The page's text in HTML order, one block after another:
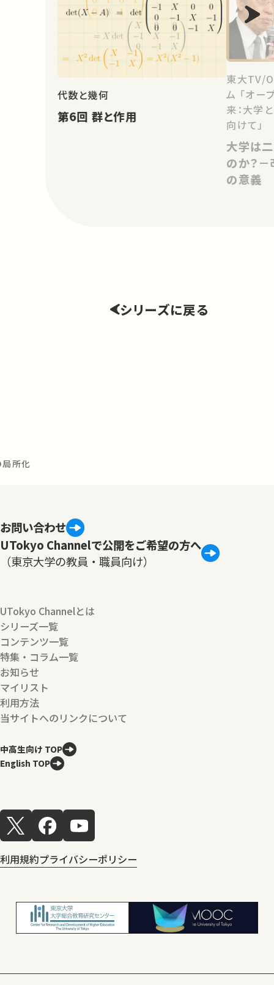
代数と幾何
第6回 群と作用
東大TV/
ム 「オー
来：大学
向けて」
大学は
のか？
の意義
シリーズに戻る
所化
お問い合わせ
UTokyo Channelで公開をご希望の方へ
（東京大学の教員・職員向け）
UTokyo Channelとは
シリーズ一覧
コンテンツ一覧
特集・コラム一覧
お知らせ
マイリスト
利用方法
当サイトへのリンクについて
中高生向け TOP
English TOP
利用規約プライバシーポリシー